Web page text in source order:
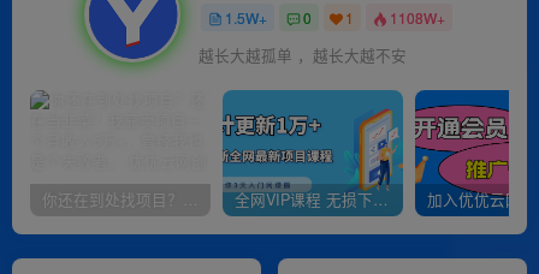
1.5W+ 0 1 1108W+
越长大越孤单 ，越长大越不安
你还在到处找项目？还在当韭菜？我靠卖项目一个月收入5万+，曾经我也是个失败者。 全网VIP课程 无损下载~